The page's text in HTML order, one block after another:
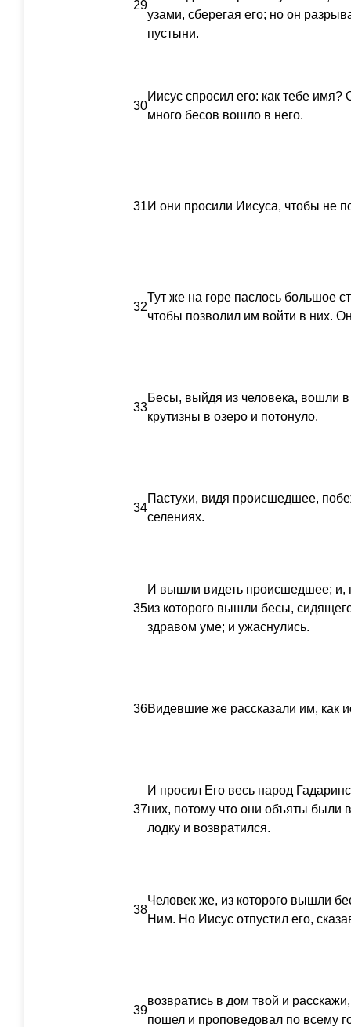
29
узами, сберегая его; но он
пустыни.
30
Иисус спросил его: как тебе имя?
много бесов вошло в него.
31И они просили Иисуса, чтобы не
32
Тут же на горе паслось большое
чтобы позволил им войти в них.
33
Бесы, выйдя из человека, вошли
крутизны в озеро и потонуло.
34
Пастухи, видя происшедшее,
селениях.
35
И вышли видеть происшедшее; и,
из которого вышли бесы,
здравом уме; и ужаснулись.
36Видевшие же рассказали им, как
37
И просил Его весь народ
них, потому что они объяты были
лодку и возвратился.
38
Человек же, из которого вышли
Ним. Но Иисус отпустил его,
39
возвратись в дом твой и
пошел и проповедовал по всему